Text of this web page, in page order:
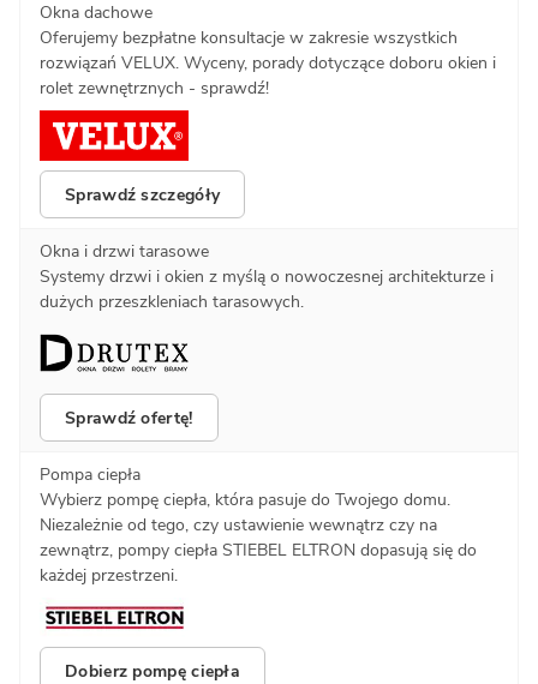
Okna dachowe
Oferujemy bezpłatne konsultacje w zakresie wszystkich
rozwiązań VELUX. Wyceny, porady dotyczące doboru okien i
rolet zewnętrznych - sprawdź!
Sprawdź szczegóły
Okna i drzwi tarasowe
Systemy drzwi i okien z myślą o nowoczesnej architekturze i
dużych przeszkleniach tarasowych.
Sprawdź ofertę!
Pompa ciepła
Wybierz pompę ciepła, która pasuje do Twojego domu.
Niezależnie od tego, czy ustawienie wewnątrz czy na
zewnątrz, pompy ciepła STIEBEL ELTRON dopasują się do
każdej przestrzeni.
Dobierz pompę ciepła